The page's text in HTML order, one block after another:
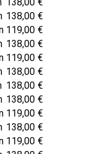
138,00 €
119,00 €
138,00 €
119,00 €
138,00 €
138,00 €
138,00 €
119,00 €
138,00 €
119,00 €